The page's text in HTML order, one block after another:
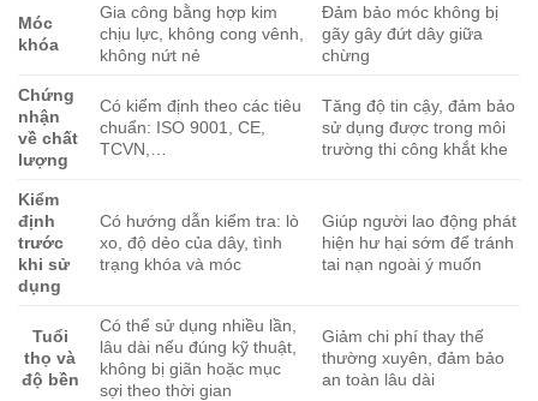
Móc
khóa
Gia công bằng hợp kim
chịu lực, không cong vênh,
không nứt nẻ
Đảm bảo móc không bị
gãy gây đứt dây giữa
chừng
Chứng
nhận
về chất
lượng
Có kiểm định theo các tiêu
chuẩn: ISO 9001, CE,
TCVN,…
Tăng độ tin cậy, đảm bảo
sử dụng được trong môi
trường thi công khắt khe
Kiểm
định
trước
khi sử
dụng
Có hướng dẫn kiểm tra: lò
xo, độ dẻo của dây, tình
trạng khóa và móc
Giúp người lao động phát
hiện hư hại sớm để tránh
tai nạn ngoài ý muốn
Tuổi
thọ và
độ bền
Có thể sử dụng nhiều lần,
lâu dài nếu đúng kỹ thuật,
không bị giãn hoặc mục
sợi theo thời gian
Giảm chi phí thay thế
thường xuyên, đảm bảo
an toàn lâu dài